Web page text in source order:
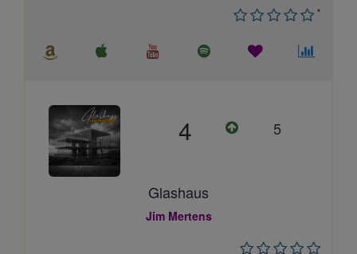
*
4 5
Glashaus
Jim Mertens